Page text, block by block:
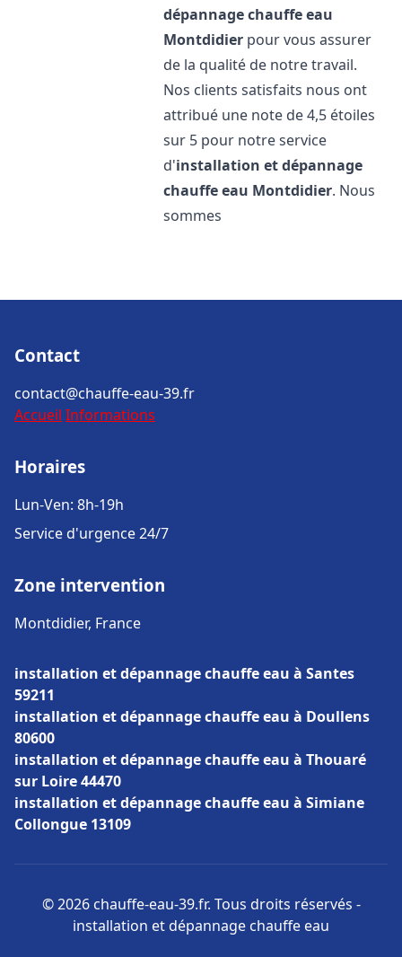
dépannage chauffe eau
Montdidier pour vous assurer
de la qualité de notre travail.
Nos clients satisfaits nous ont
attribué une note de 4,5 étoiles
sur 5 pour notre service
d'installation et dépannage
chauffe eau Montdidier. Nous
sommes
Contact
contact@chauffe-eau-39.fr
Accueil Informations
Horaires
Lun-Ven: 8h-19h
Service d'urgence 24/7
Zone intervention
Montdidier, France
installation et dépannage chauffe eau à Santes
59211
installation et dépannage chauffe eau à Doullens
80600
installation et dépannage chauffe eau à Thouaré
sur Loire 44470
installation et dépannage chauffe eau à Simiane
Collongue 13109
© 2026 chauffe-eau-39.fr. Tous droits réservés -
installation et dépannage chauffe eau